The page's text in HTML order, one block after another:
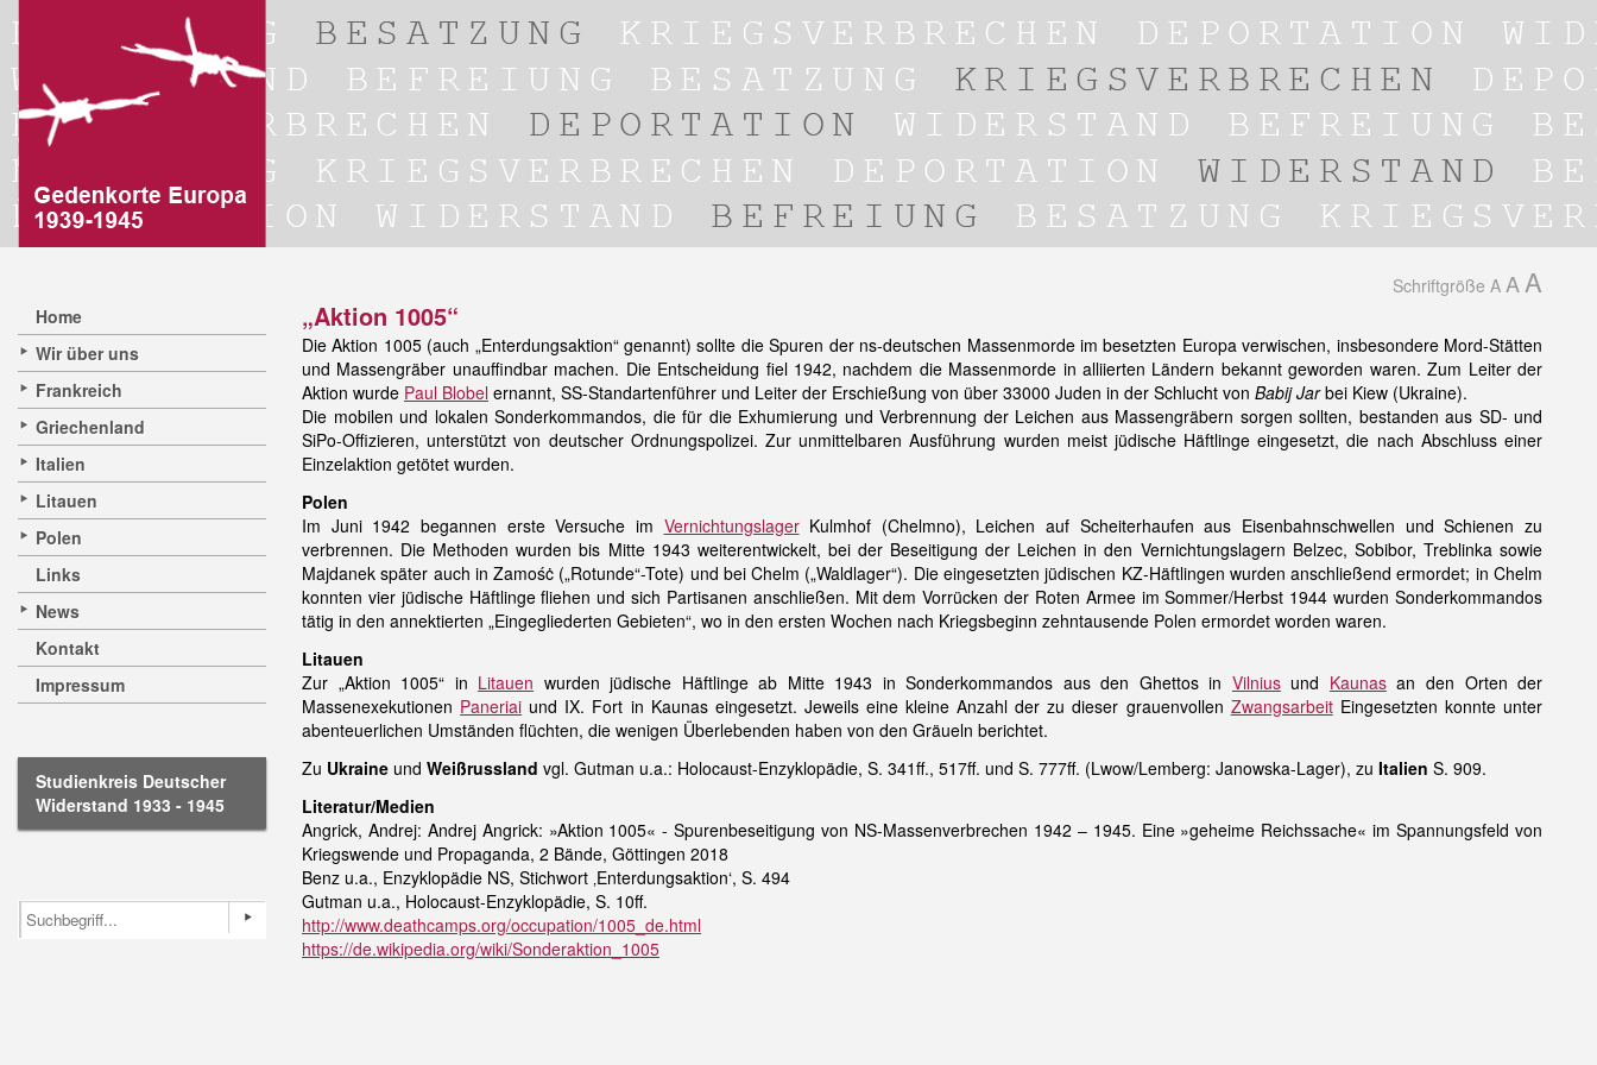
Home
Wir über uns
Frankreich
Griechenland
Italien
Litauen
Polen
Links
News
Kontakt
Impressum
Studienkreis Deutscher
Widerstand 1933 - 1945
Schriftgröße A A A
„Aktion 1005“
Die Aktion 1005 (auch „Enterdungsaktion“ genannt) sollte die Spuren der ns-deutschen Massenmorde im besetzten Europa verwischen, insbesondere Mord-Stätten
und Massengräber unauffindbar machen. Die Entscheidung fiel 1942, nachdem die Massenmorde in alliierten Ländern bekannt geworden waren. Zum Leiter der
Aktion wurde Paul Blobel ernannt, SS-Standartenführer und Leiter der Erschießung von über 33000 Juden in der Schlucht von Babij Jarbei Kiew (Ukraine).
Die mobilen und lokalen Sonderkommandos, die für die Exhumierung und Verbrennung der Leichen aus Massengräbern sorgen sollten, bestanden aus SD- und
SiPo-Offizieren, unterstützt von deutscher Ordnungspolizei. Zur unmittelbaren Ausführung wurden meist jüdische Häftlinge eingesetzt, die nach Abschluss einer
Einzelaktion getötet wurden.
Polen
Im Juni 1942 begannen erste Versuche im VernichtungslagerKulmhof (Chelmno), Leichen auf Scheiterhaufen aus Eisenbahnschwellen und Schienen zu
verbrennen. Die Methoden wurden bis Mitte 1943 weiterentwickelt, bei der Beseitigung der Leichen in den Vernichtungslagern Belzec, Sobibor, Treblinka sowie
Majdanek später auch in Zamośċ („Rotunde“-Tote) und bei Chelm („Waldlager“). Die eingesetzten jüdischen KZ-Häftlingen wurden anschließend ermordet; in Chelm
konnten vier jüdische Häftlinge fliehen und sich Partisanen anschließen. Mit dem Vorrücken der Roten Armee im Sommer/Herbst 1944 wurden Sonderkommandos
tätig in den annektierten „Eingegliederten Gebieten“, wo in den ersten Wochen nach Kriegsbeginn zehntausende Polen ermordet worden waren.
Litauen
Zur „Aktion 1005“ in Litauen wurden jüdische Häftlinge ab Mitte 1943 in Sonderkommandos aus den Ghettos in Vilniusund Kaunasan den Orten der
Massenexekutionen Paneriai und IX. Fort in Kaunas eingesetzt. Jeweils eine kleine Anzahl der zu dieser grauenvollen ZwangsarbeitEingesetzten konnte unter
abenteuerlichen Umständen flüchten, die wenigen Überlebenden haben von den Gräueln berichtet.
Zu Ukraine und Weißrussland vgl. Gutman u.a.: Holocaust-Enzyklopädie, S. 341ff., 517ff. und S. 777ff. (Lwow/Lemberg: Janowska-Lager), zu Italien S. 909.
Literatur/Medien
Angrick, Andrej: Andrej Angrick: »Aktion 1005« - Spurenbeseitigung von NS-Massenverbrechen 1942 – 1945. Eine »geheime Reichssache« im Spannungsfeld von
Kriegswende und Propaganda, 2 Bände, Göttingen 2018
Benz u.a., Enzyklopädie NS, Stichwort ‚Enterdungsaktion‘, S. 494
Gutman u.a., Holocaust-Enzyklopädie, S. 10ff.
http://www.deathcamps.org/occupation/1005_de.html
https://de.wikipedia.org/wiki/Sonderaktion_1005